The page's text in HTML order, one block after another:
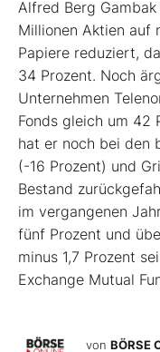
Alfred Berg
Millionen Aktien auf
Papiere reduziert,
34 Prozent. Noch
Unternehmen
Fonds gleich um 42
hat er noch bei den
(-16 Prozent) und
Bestand
im vergangenen
fünf Prozent und
minus 1,7 Prozent
Exchange Mutual
von BÖRSE